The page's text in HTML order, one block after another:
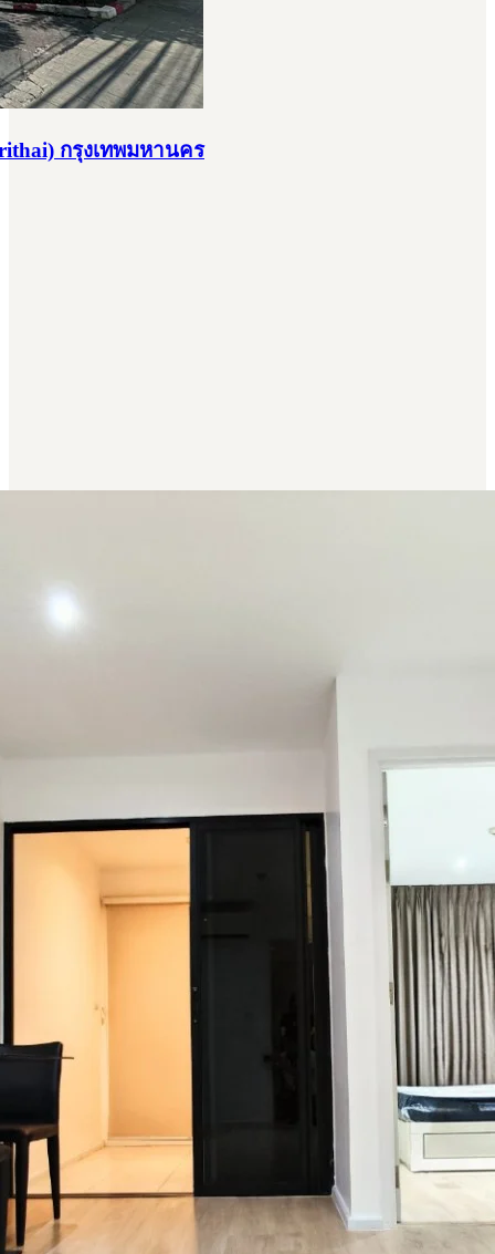
กรุงเทพมหานคร